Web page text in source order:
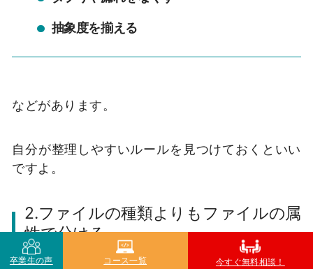
抽象度を揃える
などがあります。
自分が整理しやすいルールを見つけておくといい
ですよ。
2.ファイルの種類よりもファイルの属
性で分ける
卒業生の声 コース一覧 今すぐ無料相談！